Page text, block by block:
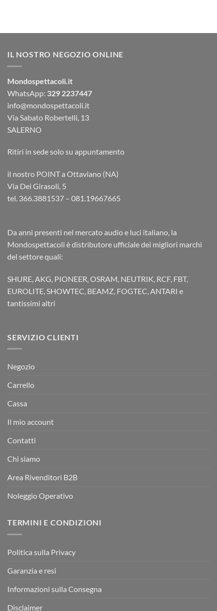
IL NOSTRO NEGOZIO ONLINE
Mondospettacoli.it
WhatsApp: 329 2237447
info@mondospettacoli.it
Via Sabato Robertelli, 13
SALERNO
Ritiri in sede solo su appuntamento
il nostro POINT a Ottaviano (NA)
Via Dei Girasoli, 5
tel. 366.3881537 – 081.19667665
Da anni presenti nel mercato audio e luci italiano, la
Mondospettacoli è distributore ufficiale dei migliori marchi
del settore quali:
SHURE, AKG, PIONEER, OSRAM, NEUTRIK, RCF, FBT,
EUROLITE, SHOWTEC, BEAMZ, FOGTEC, ANTARI e
tantissimi altri
SERVIZIO CLIENTI
Negozio
Carrello
Cassa
Il mio account
Contatti
Chi siamo
Area Rivenditori B2B
Noleggio Operativo
TERMINI E CONDIZIONI
Politica sulla Privacy
Garanzia e resi
Informazioni sulla Consegna
Disclaimer